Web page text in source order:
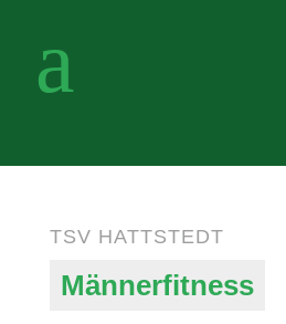
TSV HATTSTEDT
Männerfitness